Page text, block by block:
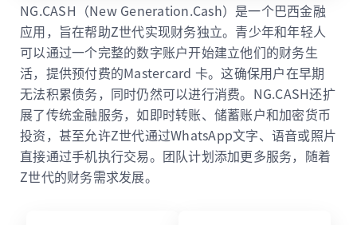
NG.CASH（New Generation.Cash）是一个巴西金融
应用，旨在帮助Z世代实现财务独立。青少年和年轻人
可以通过一个完整的数字账户开始建立他们的财务生
活，提供预付费的Mastercard 卡。这确保用户在早期
无法积累债务，同时仍然可以进行消费。NG.CASH还扩
展了传统金融服务，如即时转账、储蓄账户和加密货币
投资，甚至允许Z世代通过WhatsApp文字、语音或照片
直接通过手机执行交易。团队计划添加更多服务，随着
Z世代的财务需求发展。